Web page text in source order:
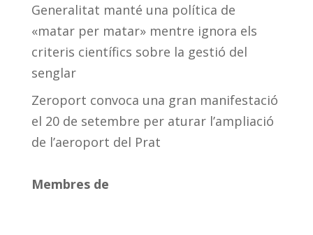
Generalitat manté una política de
«matar per matar» mentre ignora els
criteris científics sobre la gestió del
senglar
Zeroport convoca una gran manifestació
el 20 de setembre per aturar l’ampliació
de l’aeroport del Prat
Membres de